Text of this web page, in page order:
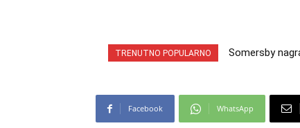
TRENUTNO POPULARNO
Somersby
Facebook WhatsApp